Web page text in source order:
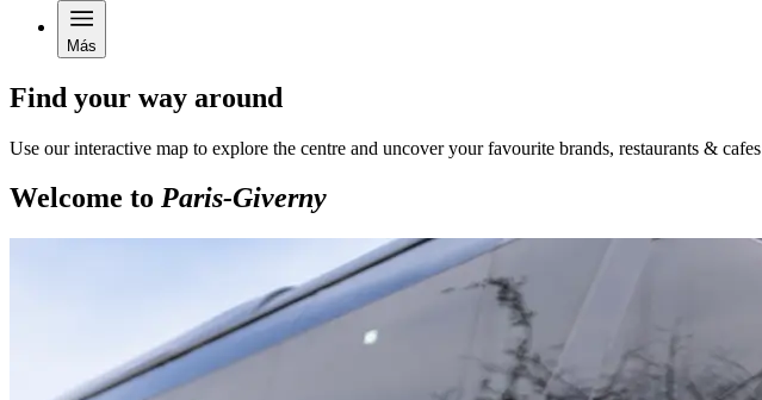
Más
Find your way around
Use our interactive map to explore the centre and uncover your favourite brands, restaurants & cafes
Welcome to Paris-Giverny